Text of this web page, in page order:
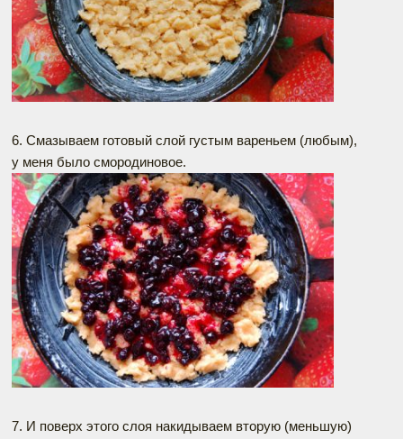
6. Смазываем готовый слой густым вареньем (любым),
у меня было смородиновое.
7. И поверх этого слоя накидываем вторую (меньшую)